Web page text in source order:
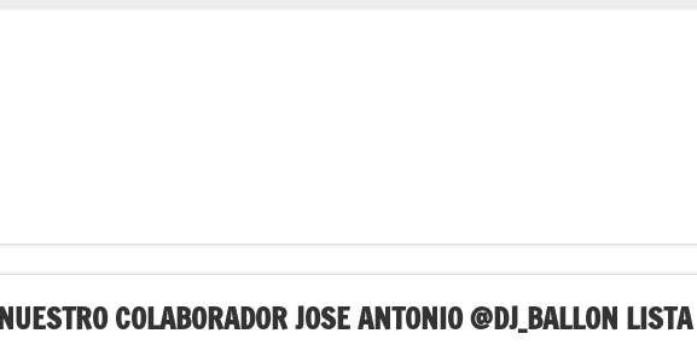
COLABORADOR JOSE ANTONIO @DJ_BALLON LISTA